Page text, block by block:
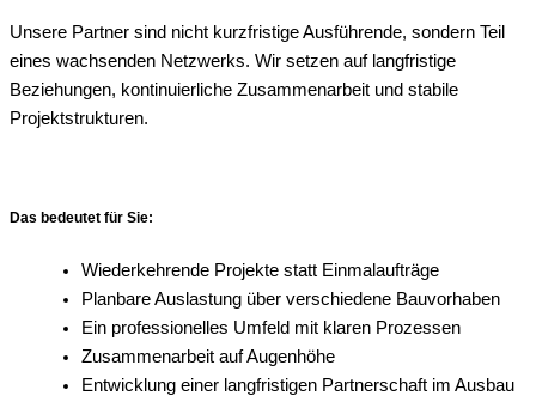
Unsere Partner sind nicht kurzfristige Ausführende, sondern Teil
eines wachsenden Netzwerks. Wir setzen auf langfristige
Beziehungen, kontinuierliche Zusammenarbeit und stabile
Projektstrukturen.
Das bedeutet für Sie:
Wiederkehrende Projekte statt Einmalaufträge
Planbare Auslastung über verschiedene Bauvorhaben
Ein professionelles Umfeld mit klaren Prozessen
Zusammenarbeit auf Augenhöhe
Entwicklung einer langfristigen Partnerschaft im Ausbau